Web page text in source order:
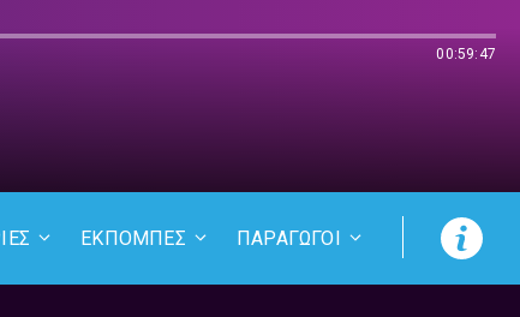
00:59:47
ΕΚΠΟΜΠΕΣ ΠΑΡΑΓΩΓΟΙ